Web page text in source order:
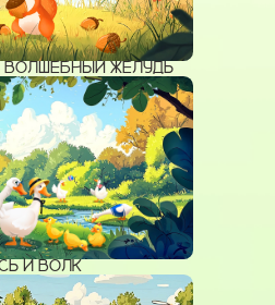
ВОЛШЕБНЫЙ ЖЁЛУДЬ
И ВОЛК